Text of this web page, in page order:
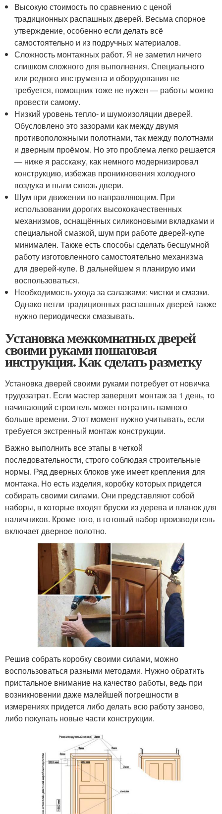
Высокую стоимость по сравнению с ценой
традиционных распашных дверей. Весьма спорное
утверждение, особенно если делать всё
самостоятельно и из подручных материалов.
Сложность монтажных работ. Я не заметил ничего
слишком сложного для выполнения. Специального
или редкого инструмента и оборудования не
требуется, помощник тоже не нужен — работы можно
провести самому.
Низкий уровень тепло- и шумоизоляции дверей.
Обусловлено это зазорами как между двумя
противоположными полотнами, так между полотнами
и дверным проёмом. Но это проблема легко решается
— ниже я расскажу, как немного модернизировал
конструкцию, избежав проникновения холодного
воздуха и пыли сквозь двери.
Шум при движении по направляющим. При
использовании дорогих высококачественных
механизмов, оснащённых силиконовыми вкладками и
специальной смазкой, шум при работе дверей-купе
минимален. Также есть способы сделать бесшумной
работу изготовленного самостоятельно механизма
для дверей-купе. В дальнейшем я планирую ими
воспользоваться.
Необходимость ухода за салазками: чистки и смазки.
Однако петли традиционных распашных дверей также
нужно периодически смазывать.
Установка межкомнатных дверей
своими руками пошаговая
инструкция. Как сделать разметку
Установка дверей своими руками потребует от новичка
трудозатрат. Если мастер завершит монтаж за 1 день, то
начинающий строитель может потратить намного
больше времени. Этот момент нужно учитывать, если
требуется экстренный монтаж конструкции.
Важно выполнить все этапы в четкой
последовательности, строго соблюдая строительные
нормы. Ряд дверных блоков уже имеет крепления для
монтажа. Но есть изделия, коробку которых придется
собирать своими силами. Они представляют собой
наборы, в которые входят бруски из дерева и планок для
наличников. Кроме того, в готовый набор производитель
включает дверное полотно.
Решив собрать коробку своими силами, можно
воспользоваться разными методами. Нужно обратить
пристальное внимание на качество работы, ведь при
возникновении даже малейшей погрешности в
измерениях придется либо делать всю работу заново,
либо покупать новые части конструкции.